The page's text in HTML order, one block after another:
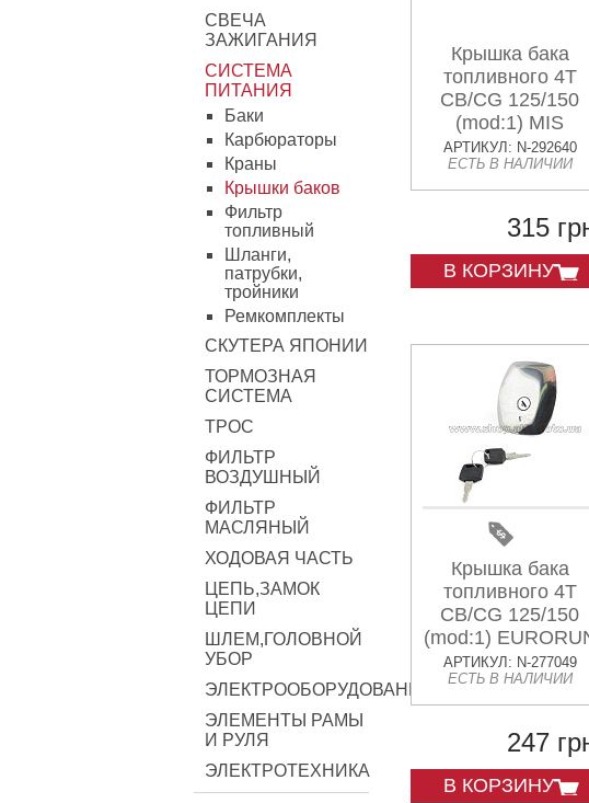
СВЕЧА
ЗАЖИГАНИЯ
СИСТЕМА
ПИТАНИЯ
Баки
Карбюраторы
Краны
Крышки баков
Фильтр
топливный
Шланги,
патрубки,
тройники
Ремкомплекты
СКУТЕРА ЯПОНИИ
ТОРМОЗНАЯ
СИСТЕМА
ТРОС
ФИЛЬТР
ВОЗДУШНЫЙ
ФИЛЬТР
МАСЛЯНЫЙ
ХОДОВАЯ ЧАСТЬ
ЦЕПЬ,ЗАМОК
ЦЕПИ
ШЛЕМ,ГОЛОВНОЙ
УБОР
ЭЛЕКТРООБОРУДОВАНИЕ
ЭЛЕМЕНТЫ РАМЫ
И РУЛЯ
ЭЛЕКТРОТЕХНИКА
Крышка бака
топливного 4T
CB/CG 125/150
(mod:1) MIS
АРТИКУЛ: N-292640
ЕСТЬ В НАЛИЧИИ
315
В КОРЗИНУ
Крышка бака
топливного 4T
CB/CG 125/150
(mod:1)
АРТИКУЛ: N-277049
ЕСТЬ В НАЛИЧИИ
247
В КОРЗИНУ